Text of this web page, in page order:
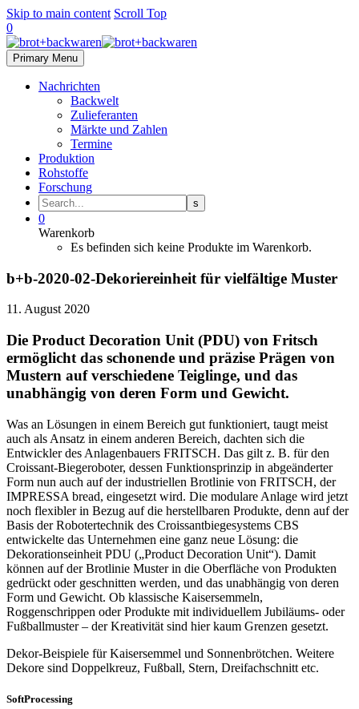
Skip to main content Scroll Top
0
Primary Menu
Nachrichten
Backwelt
Zulieferanten
Märkte und Zahlen
Termine
Produktion
Rohstoffe
Forschung
0
Warenkorb
Es befinden sich keine Produkte im Warenkorb.
b+b-2020-02-Dekoriereinheit für vielfältige Muster
11. August 2020
Die Product Decoration Unit (PDU) von Fritsch
ermöglicht das schonende und präzise Prägen von
Mustern auf verschiedene Teiglinge, und das
unabhängig von deren Form und Gewicht.
Was an Lösungen in einem Bereich gut funktioniert, taugt meist
auch als Ansatz in einem anderen Bereich, dachten sich die
Entwickler des Anlagenbauers FRITSCH. Das gilt z. B. für den
Croissant-Biegeroboter, dessen Funktionsprinzip in abgeänderter
Form nun auch auf der industriellen Brotlinie von FRITSCH, der
IMPRESSA bread, eingesetzt wird. Die modulare Anlage wird jetzt
noch flexibler in Bezug auf die herstellbaren Produkte, denn auf der
Basis der Robotertechnik des Croissantbiegesystems CBS
entwickelte das Unternehmen eine ganz neue Lösung: die
Dekorationseinheit PDU („Product Decoration Unit“). Damit
können auf der Brotlinie Muster in die Oberfläche von Produkten
gedrückt oder geschnitten werden, und das unabhängig von deren
Form und Gewicht. Ob klassische Kaisersemmeln,
Roggenschrippen oder Produkte mit individuellem Jubiläums- oder
Fußballmuster – der Kreativität sind hier kaum Grenzen gesetzt.
Dekor-Beispiele für Kaisersemmel und Sonnenbrötchen. Weitere
Dekore sind Doppelkreuz, Fußball, Stern, Dreifachschnitt etc.
SoftProcessing